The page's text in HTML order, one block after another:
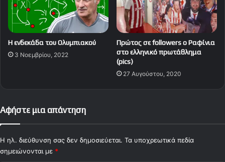
Η ενδεκάδα του Ολυμπιακού
3 Νοεμβρίου, 2022
Πρώτος σε followers ο Ραφίνια
στο ελληνικό πρωτάθλημα
(pics)
27 Αυγούστου, 2020
Αφήστε μια απάντηση
Η ηλ. διεύθυνση σας δεν δημοσιεύεται. Τα υποχρεωτικά πεδία
σημειώνονται με *